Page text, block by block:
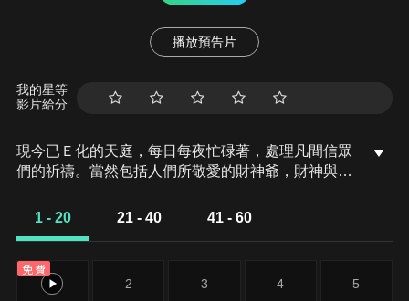
播放預告片
我的星等
影片給分
現今已Ｅ化的天庭，每日每夜忙碌著，處理凡間信眾
們的祈禱。當然包括人們所敬愛的財神爺，財神與他
財神廟信徒的祈求與請願。在天庭一年一度的考核大
過財神腦海，他痛苦不已。玉帝見財神「前緣未了」
並命其下凡了卻前緣，完成任務方能重返天庭、歸列
1 - 20 21 - 40 41 - 60
免費
1 2 3 4 5